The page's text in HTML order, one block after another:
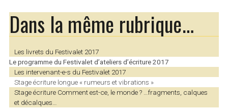
Dans la même rubrique…
Les livrets du Festivalet 2017
Le programme du Festivalet d’ateliers d’écriture 2017
Les intervenant-e-s du Festivalet 2017
Stage écriture longue « rumeurs et vibrations »
Stage écriture Comment est-ce, le monde ? …fragments, calques
et décalques…